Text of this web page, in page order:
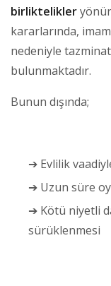
birliktelikler
kararlarında,
nedeniyle
bulunmaktadır.
Bunun dışında;
➔ Evlilik
➔ Uzun süre
➔ Kötü niyetli
sürüklenmesi